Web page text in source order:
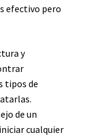
efectivo pero
y
tipos de
de un
cualquier